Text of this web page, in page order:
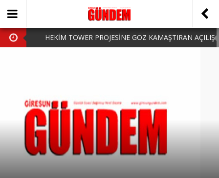
HEKİM TOWER PROJESİNE GÖZ KAMAŞTIRAN AÇILIŞ
HARUN CİCİ: VİDEOYU GÖRÜNCE GÖZLERİM DOLDU